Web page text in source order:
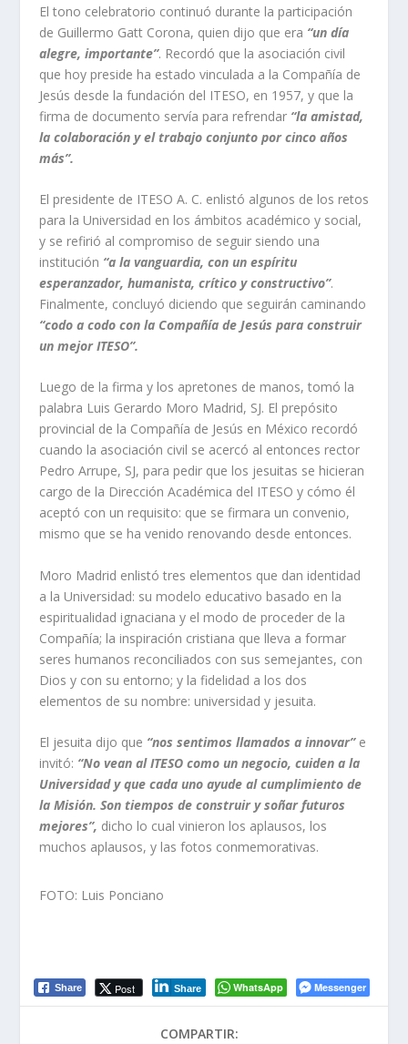
El tono celebratorio continuó durante la participación
de Guillermo Gatt Corona, quien dijo que era “un día
alegre, importante”. Recordó que la asociación civil
que hoy preside ha estado vinculada a la Compañía de
Jesús desde la fundación del ITESO, en 1957, y que la
firma de documento servía para refrendar “la amistad,
la colaboración y el trabajo conjunto por cinco años
más”.
El presidente de ITESO A. C. enlistó algunos de los retos
para la Universidad en los ámbitos académico y social,
y se refirió al compromiso de seguir siendo una
institución “a la vanguardia, con un espíritu
esperanzador, humanista, crítico y constructivo”.
Finalmente, concluyó diciendo que seguirán caminando
“codo a codo con la Compañía de Jesús para construir
un mejor ITESO”.
Luego de la firma y los apretones de manos, tomó la
palabra Luis Gerardo Moro Madrid, SJ. El prepósito
provincial de la Compañía de Jesús en México recordó
cuando la asociación civil se acercó al entonces rector
Pedro Arrupe, SJ, para pedir que los jesuitas se hicieran
cargo de la Dirección Académica del ITESO y cómo él
aceptó con un requisito: que se firmara un convenio,
mismo que se ha venido renovando desde entonces.
Moro Madrid enlistó tres elementos que dan identidad
a la Universidad: su modelo educativo basado en la
espiritualidad ignaciana y el modo de proceder de la
Compañía; la inspiración cristiana que lleva a formar
seres humanos reconciliados con sus semejantes, con
Dios y con su entorno; y la fidelidad a los dos
elementos de su nombre: universidad y jesuita.
El jesuita dijo que “nos sentimos llamados a innovar”e
invitó: “No vean al ITESO como un negocio, cuiden a la
Universidad y que cada uno ayude al cumplimiento de
la Misión. Son tiempos de construir y soñar futuros
mejores”, dicho lo cual vinieron los aplausos, los
muchos aplausos, y las fotos conmemorativas.
FOTO: Luis Ponciano
Share Post Share WhatsApp Messenger
COMPARTIR: